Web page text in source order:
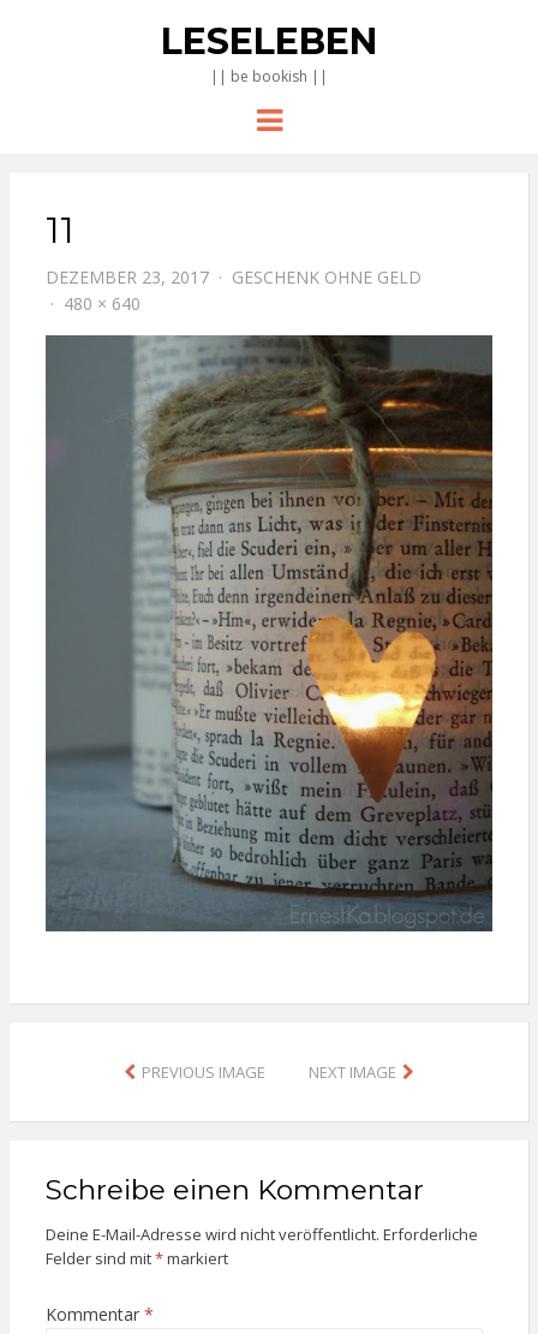
LESELEBEN
|| be bookish ||
Menu
11
DEZEMBER 23, 2017
GESCHENK OHNE GELD
480 × 640
PREVIOUS IMAGE NEXT IMAGE
Schreibe einen Kommentar
Deine E-Mail-Adresse wird nicht veröffentlicht. Erforderliche
Felder sind mit*markiert
Kommentar *